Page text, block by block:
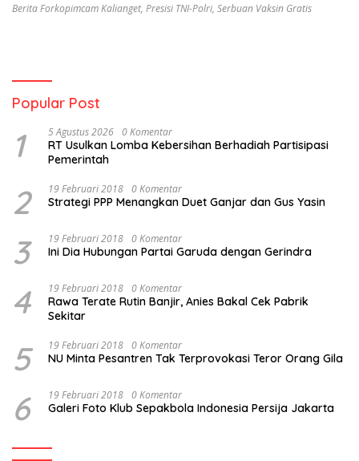
Berita Forkopimcam Kalianget, Presisi TNI-Polri, Serbuan Vaksin Gratis
Popular Post
1 5 Agustus 2026 0 Komentar
RT Usulkan Lomba Kebersihan Berhadiah Partisipasi
Pemerintah
2 19 Februari 2018 0 Komentar
Strategi PPP Menangkan Duet Ganjar dan Gus Yasin
3 19 Februari 2018 0 Komentar
Ini Dia Hubungan Partai Garuda dengan Gerindra
4 19 Februari 2018 0 Komentar
Rawa Terate Rutin Banjir, Anies Bakal Cek Pabrik
Sekitar
5 19 Februari 2018 0 Komentar
NU Minta Pesantren Tak Terprovokasi Teror Orang Gila
6 19 Februari 2018 0 Komentar
Galeri Foto Klub Sepakbola Indonesia Persija Jakarta